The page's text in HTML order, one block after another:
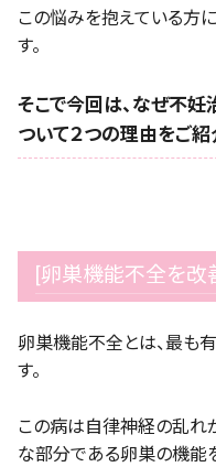
この悩みを抱えている方
す。
そこで今回は、なぜ不
ついて２つの理由をご紹
[卵巣機能不全を改
卵巣機能不全とは、最も
す。
この病は自律神経の乱れ
な部分である卵巣の機能